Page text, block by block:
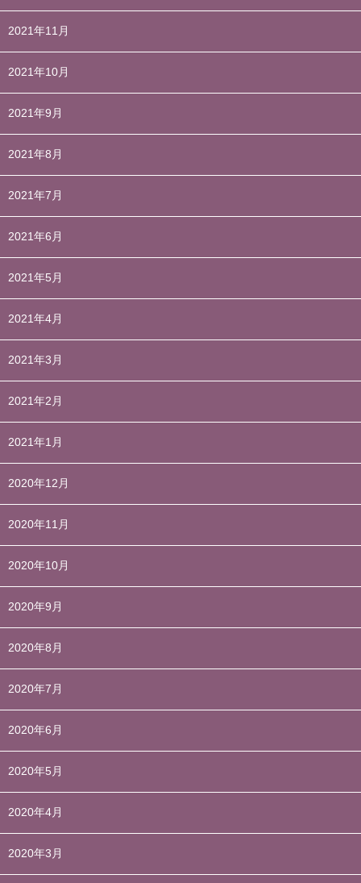
2021年11月
2021年10月
2021年9月
2021年8月
2021年7月
2021年6月
2021年5月
2021年4月
2021年3月
2021年2月
2021年1月
2020年12月
2020年11月
2020年10月
2020年9月
2020年8月
2020年7月
2020年6月
2020年5月
2020年4月
2020年3月